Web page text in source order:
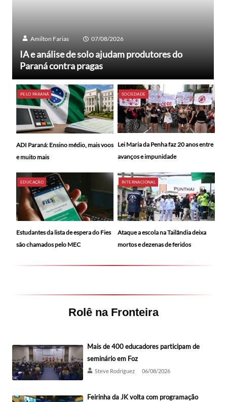
Amilton Farias 07/08/2026
IA e análise de solo ajudam produtores do
Paraná contra pragas
PELO PARANÁ
ADI Paraná: Ensino médio, mais voos
e muito mais
SOCIEDADE
Lei Maria da Penha faz 20 anos entre
avanços e impunidade
EDUCAÇÃO
Estudantes da lista de espera do Fies
são chamados pelo MEC
INTERNACIONAL
Ataque a escola na Tailândia deixa
mortos e dezenas de feridos
Rolê na Fronteira
Mais de 400 educadores participam de
seminário em Foz
Steve Rodríguez 06/08/2026
Feirinha da JK volta com programação